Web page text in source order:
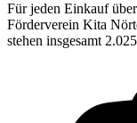
Für jeden Einkauf
Förderverein Kita
stehen insgesamt